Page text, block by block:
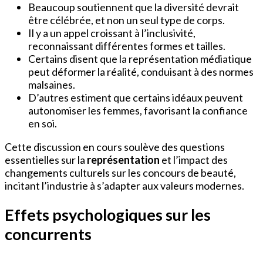
Beaucoup soutiennent que la diversité devrait
être célébrée, et non un seul type de corps.
Il y a un appel croissant à l’inclusivité,
reconnaissant différentes formes et tailles.
Certains disent que la représentation médiatique
peut déformer la réalité, conduisant à des normes
malsaines.
D’autres estiment que certains idéaux peuvent
autonomiser les femmes, favorisant la confiance
en soi.
Cette discussion en cours soulève des questions
essentielles sur la représentation et l’impact des
changements culturels sur les concours de beauté,
incitant l’industrie à s’adapter aux valeurs modernes.
Effets psychologiques sur les
concurrents